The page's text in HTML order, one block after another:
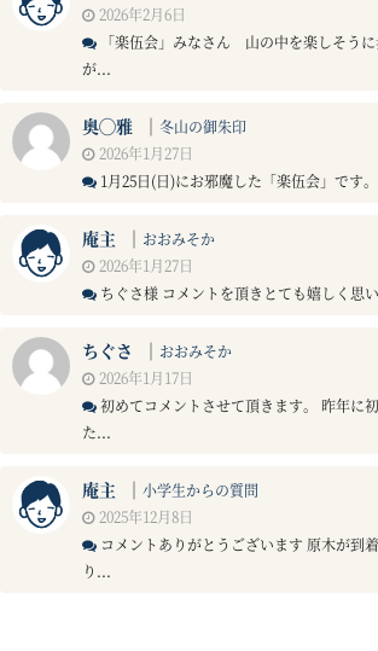
2026年2月6日
「楽伍会」みなさん 山の中を楽しそう
が...
奥◯雅 ｜ 冬山の御朱印
2026年1月27日
1月25日(日)にお邪魔した「楽伍会」です
庵主 ｜ おおみそか
2026年1月27日
ちぐさ様 コメントを頂きとても嬉しく思
ちぐさ ｜ おおみそか
2026年1月17日
初めてコメントさせて頂きます。 昨年に
た...
庵主 ｜ 小学生からの質問
2025年12月8日
コメントありがとうございます 原木が到
り...